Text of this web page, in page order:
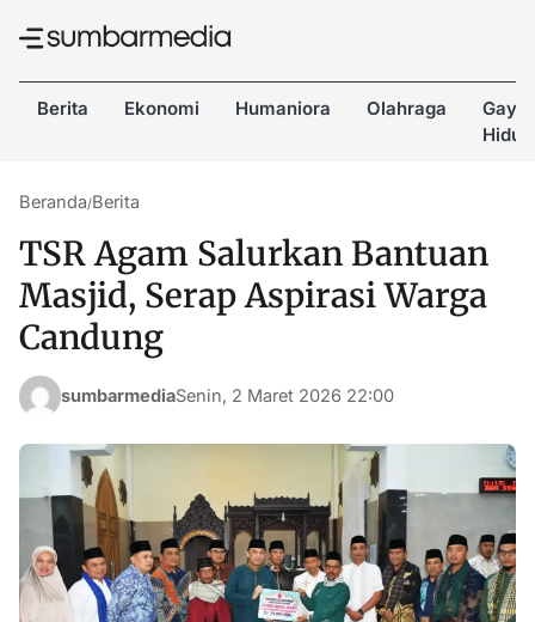
Berita Ekonomi Humaniora Olahraga
Gaya
Hidup
Beranda/Berita
TSR Agam Salurkan Bantuan
Masjid, Serap Aspirasi Warga
Candung
sumbarmediaSenin, 2 Maret 2026 22:00